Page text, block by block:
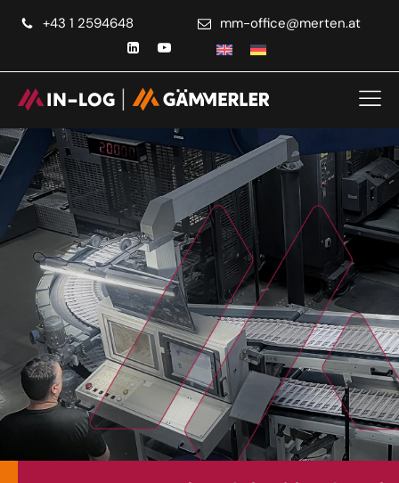
+43 1 2594648 ta.netrem@eciffo-mm